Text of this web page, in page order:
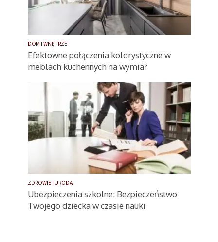
DOM I WNĘTRZE
Efektowne połączenia kolorystyczne w
meblach kuchennych na wymiar
ZDROWIE I URODA
Ubezpieczenia szkolne: Bezpieczeństwo
Twojego dziecka w czasie nauki